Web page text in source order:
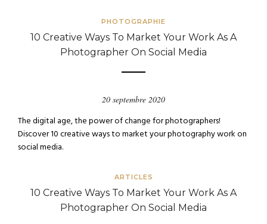
PHOTOGRAPHIE
10 Creative Ways To Market Your Work As A
Photographer On Social Media
20 septembre 2020
The digital age, the power of change for photographers!
Discover 10 creative ways to market your photography work on
social media.
ARTICLES
10 Creative Ways To Market Your Work As A
Photographer On Social Media